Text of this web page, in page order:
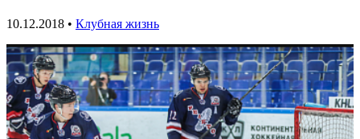
10.12.2018 • Клубная жизнь